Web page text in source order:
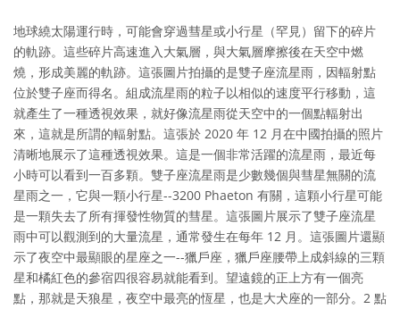
地球繞太陽運行時，可能會穿過彗星或小行星（罕見）留下的碎片
的軌跡。這些碎片高速進入大氣層，與大氣層摩擦後在天空中燃
燒，形成美麗的軌跡。這張圖片拍攝的是雙子座流星雨，因輻射點
位於雙子座而得名。組成流星雨的粒子以相似的速度平行移動，這
就產生了一種透視效果，就好像流星雨從天空中的一個點輻射出
來，這就是所謂的輻射點。這張於 2020 年 12 月在中國拍攝的照片
清晰地展示了這種透視效果。這是一個非常活躍的流星雨，最近每
小時可以看到一百多顆。雙子座流星雨是少數幾個與彗星無關的流
星雨之一，它與一顆小行星--3200 Phaeton 有關，這顆小行星可能
是一顆失去了所有揮發性物質的彗星。這張圖片展示了雙子座流星
雨中可以觀測到的大量流星，通常發生在每年 12 月。這張圖片還顯
示了夜空中最顯眼的星座之一--獵戶座，獵戶座腰帶上成斜線的三顆
星和橘紅色的參宿四很容易就能看到。望遠鏡的正上方有一個亮
點，那就是天狼星，夜空中最亮的恆星，也是大犬座的一部分。2 點